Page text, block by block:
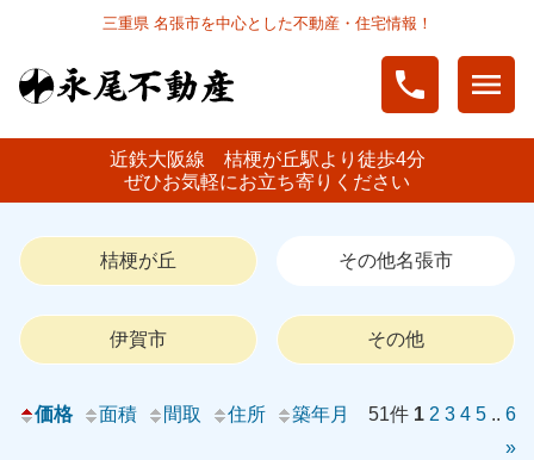
三重県 名張市を中心とした不動産・住宅情報！
phone menu
近鉄大阪線 桔梗が丘駅より徒歩4分
ぜひお気軽にお立ち寄りください
桔梗が丘 その他名張市
伊賀市 その他
価格 面積 間取 住所 築年月 51件 1 2 3 4 5 .. 6
»